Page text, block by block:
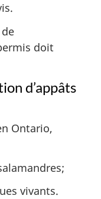
doit
d’appâts
Ontario,
vivants.